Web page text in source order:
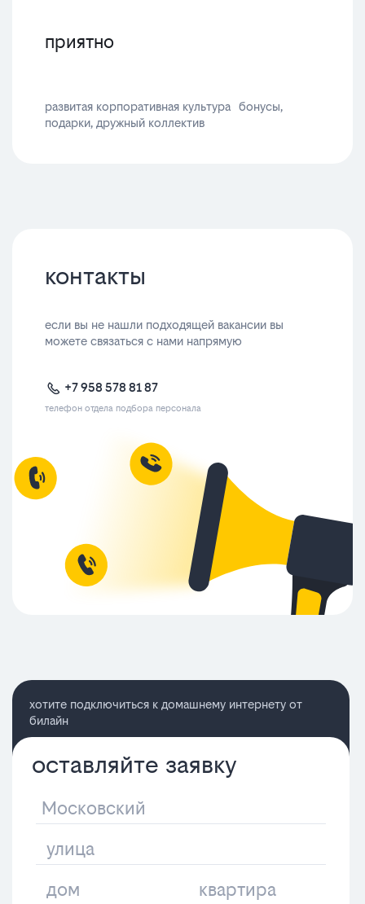
приятно
развитая корпоративная культура бонусы,
подарки, дружный коллектив
контакты
если вы не нашли подходящей вакансии вы
можете связаться с нами напрямую
+7 958 578 81 87
телефон отдела подбора персонала
хотите подключиться к домашнему интернету от
билайн
оставляйте заявку